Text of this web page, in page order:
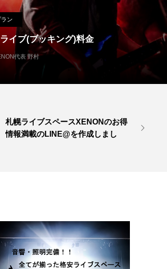
札幌ライブスペース
載のLINE@を作成しました
XENON代表 野村
札幌ライブスペースXENONのお得
情報満載のLINE@を作成しまし
